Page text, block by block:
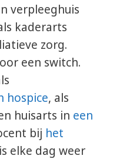
verpleeghuis
kaderarts
zorg.
een switch.
hospice, als
huisarts in een
bij het
elke dag weer